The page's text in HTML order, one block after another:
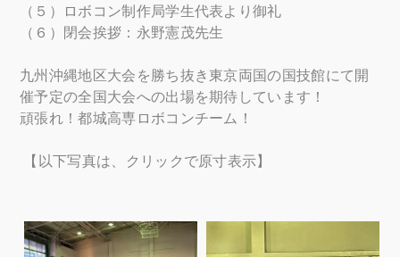
（５）ロボコン制作局学生代表より御礼
（６）閉会挨拶：永野憲茂先生
九州沖縄地区大会を勝ち抜き東京両国の国技館にて開
催予定の全国大会への出場を期待しています！
頑張れ！都城高専ロボコンチーム！
【以下写真は、クリックで原寸表示】